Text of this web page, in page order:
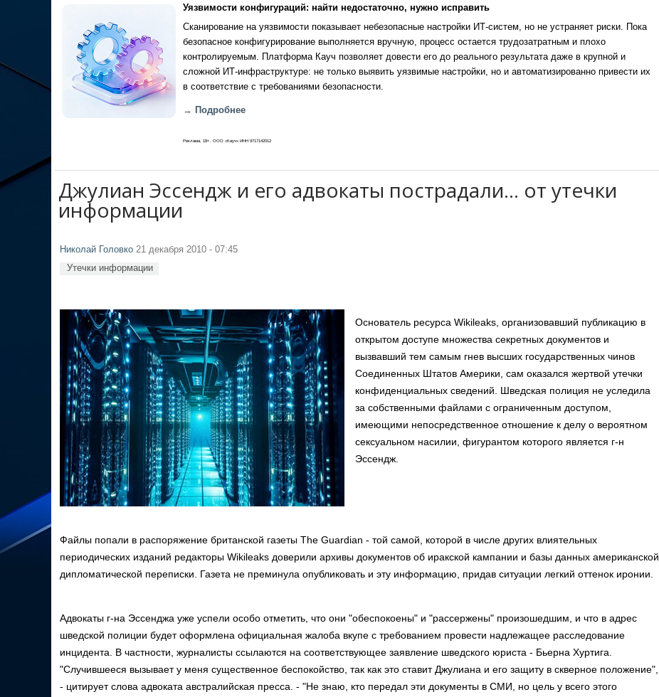
Уязвимости конфигураций: найти недостаточно, нужно исправить
Сканирование на уязвимости показывает небезопасные настройки ИТ-систем, но не устраняет риски. Пока
безопасное конфигурирование выполняется вручную, процесс остается трудозатратным и плохо
контролируемым. Платформа Кауч позволяет довести его до реального результата даже в крупной и
сложной ИТ-инфраструктуре: не только выявить уязвимые настройки, но и автоматизированно привести их
в соответствие с требованиями безопасности.
→ Подробнее
Реклама, 18+. ООО «Кауч» ИНН 9717142012
Джулиан Эссендж и его адвокаты пострадали... от утечки
информации
Николай Головко 21 декабря 2010 - 07:45
Утечки информации
Основатель ресурса Wikileaks, организовавший публикацию в
открытом доступе множества секретных документов и
вызвавший тем самым гнев высших государственных чинов
Соединенных Штатов Америки, сам оказался жертвой утечки
конфиденциальных сведений. Шведская полиция не уследила
за собственными файлами с ограниченным доступом,
имеющими непосредственное отношение к делу о вероятном
сексуальном насилии, фигурантом которого является г-н
Эссендж.
Файлы попали в распоряжение британской газеты The Guardian - той самой, которой в числе других влиятельных
периодических изданий редакторы Wikileaks доверили архивы документов об иракской кампании и базы данных американской
дипломатической переписки. Газета не преминула опубликовать и эту информацию, придав ситуации легкий оттенок иронии.
Адвокаты г-на Эссенджа уже успели особо отметить, что они "обеспокоены" и "рассержены" произошедшим, и что в адрес
шведской полиции будет оформлена официальная жалоба вкупе с требованием провести надлежащее расследование
инцидента. В частности, журналисты ссылаются на соответствующее заявление шведского юриста - Бьерна Хуртига.
"Случившееся вызывает у меня существенное беспокойство, так как это ставит Джулиана и его защиту в скверное положение",
- цитирует слова адвоката австралийская пресса. - "Не знаю, кто передал эти документы в СМИ, но цель у всего этого